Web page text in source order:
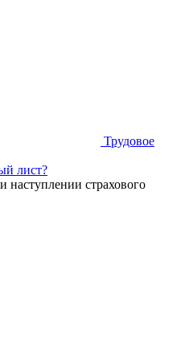
Трудовое
лист?
наступлении страхового